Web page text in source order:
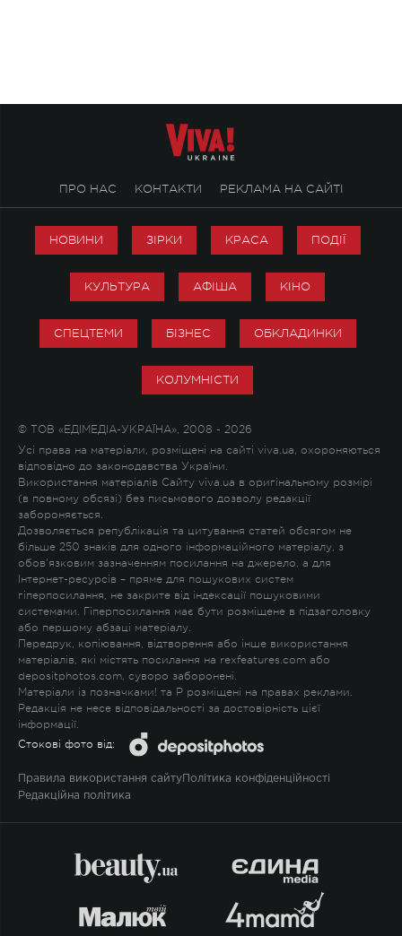
ПРО НАС КОНТАКТИ РЕКЛАМА НА САЙТІ
НОВИНИ ЗІРКИ КРАСА ПОДІЇ
КУЛЬТУРА АФІША КІНО
СПЕЦТЕМИ БІЗНЕС ОБКЛАДИНКИ
КОЛУМНІСТИ
© ТОВ «ЕДІМЕДІА-УКРАЇНА», 2008 - 2026
Усі права на матеріали, розміщені на сайті viva.ua, охороняються
відповідно до законодавства України.
Використання матеріалів Сайту viva.ua в оригінальному розмірі
(в повному обсязі) без письмового дозволу редакції
забороняється.
Дозволяється републікація та цитування статей обсягом не
більше 250 знаків для одного інформаційного матеріалу, з
обов'язковим зазначенням посилання на джерело, а для
Інтернет-ресурсів – пряме для пошукових систем
гіперпосилання, не закрите від індексації пошуковими
системами. Гіперпосилання має бути розміщене в підзаголовку
або першому абзаці матеріалу.
Передрук, копіювання, відтворення або інше використання
матеріалів, які містять посилання на rexfeatures.com або
depositphotos.com, суворо заборонені.
Матеріали із позначками! та P розміщені на правах реклами.
Редакція не несе відповідальності за достовірність цієї
інформації.
Стокові фото від:
Правила використання сайту Політика конфіденційності
Редакційна політика